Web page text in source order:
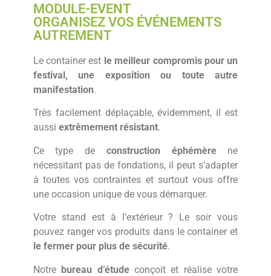
MODULE-EVENT
ORGANISEZ VOS ÉVÉNEMENTS
AUTREMENT
Le container est le meilleur compromis pour un
festival, une exposition ou toute autre
manifestation.
Très facilement déplaçable, évidemment, il est
aussi extrêmement résistant.
Ce type de construction éphémèrene
nécessitant pas de fondations, il peut s’adapter
à toutes vos contraintes et surtout vous offre
une occasion unique de vous démarquer.
Votre stand est à l’extérieur ? Le soir vous
pouvez ranger vos produits dans le container et
le fermer pour plus de sécurité.
Notre bureau d’étudeconçoit et réalise votre